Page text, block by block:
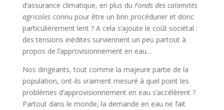
d’assurance climatique, en plus du Fonds des calamités
agricolesconnu pour être un brin procédurier et donc
particulièrement lent ? A cela s’ajoute le coût sociétal :
des tensions inédites surviennent un peu partout à
propos de l’approvisionnement en eau…
Nos dirigeants, tout comme la majeure partie de la
population, ont-ils vraiment mesuré à quel point les
problèmes d’approvisionnement en eau s’accélèrent ?
Partout dans le monde, la demande en eau ne fait